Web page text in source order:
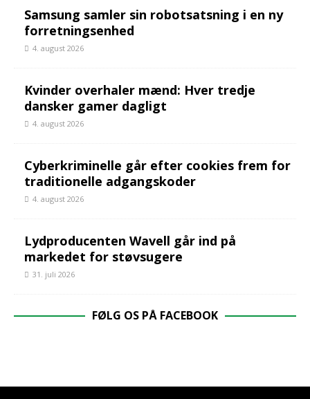
Samsung samler sin robotsatsning i en ny
forretningsenhed
4. august 2026
Kvinder overhaler mænd: Hver tredje
dansker gamer dagligt
4. august 2026
Cyberkriminelle går efter cookies frem for
traditionelle adgangskoder
4. august 2026
Lydproducenten Wavell går ind på
markedet for støvsugere
31. juli 2026
FØLG OS PÅ FACEBOOK